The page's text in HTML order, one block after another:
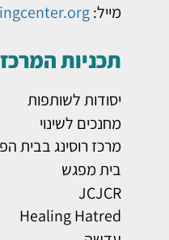
מייל:
תכניות
יסודות לשותפות
מחנכים לשינוי
מרכז רוסינג בבית
בית מפגש
JCJCR
Healing Hatred